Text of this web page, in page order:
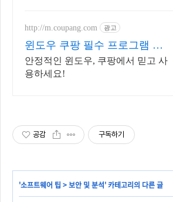
http://m.coupang.com 광고
윈도우 쿠팡 필수 프로그램 한
번에!
안정적인 윈도우, 쿠팡에서 믿고 사
용하세요!
공감 구독하기
'소프트웨어 팁 >보안 및 분석' 카테고리의 다른 글